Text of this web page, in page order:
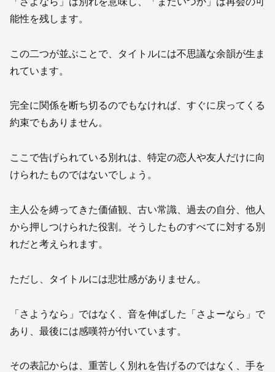
能性を残します。
この二つが並ぶことで、タイトルには不思議な余韻が生ま
れています。
完全に関係を断ち切るのでもなければ、すぐに戻ってくる
約束でもありません。
ここで告げられている別れは、特定の恋人や友人だけに向
けられたものではないでしょう。
主人公を縛ってきた価値観、古い常識、過去の自分、他人
から押しつけられた役割。そうしたものすべてに対する別
れだと考えられます。
ただし、タイトルには悲壮感がありません。
「さようなら」ではなく、音を伸ばした「さよーなら」で
あり、最後には感嘆符が付いています。
その表記からは、重苦しく別れを告げるのではなく、手を